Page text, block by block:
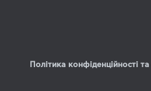
Політика конфіденційності